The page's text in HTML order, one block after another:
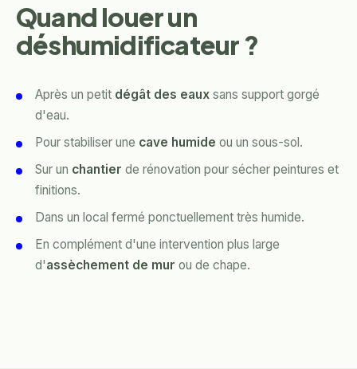
Quand louer un
déshumidificateur ?
Après un petit dégât des eaux sans support gorgé
d'eau.
Pour stabiliser une cave humide ou un sous-sol.
Sur un chantier de rénovation pour sécher peintures et
finitions.
Dans un local fermé ponctuellement très humide.
En complément d'une intervention plus large
d'assèchement de mur ou de chape.